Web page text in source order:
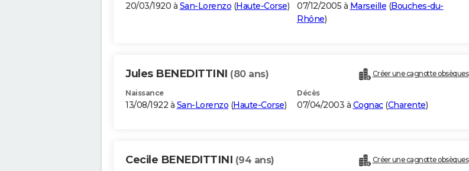
20/03/1920 à San-Lorenzo (Haute-Corse) 07/12/2005 à Marseille (Bouches-du-
Rhône)
Jules BENEDITTINI (80 ans) Créer une cagnotte obsèques
Naissance
13/08/1922 à San-Lorenzo (Haute-Corse)
Décès
07/04/2003 à Cognac(Charente)
Cecile BENEDITTINI (94 ans) Créer une cagnotte obsèques